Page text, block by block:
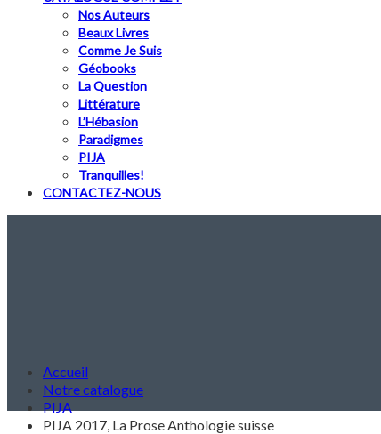
Nos Auteurs
Beaux Livres
Comme Je Suis
Géobooks
La Question
Littérature
L’Hébasion
Paradigmes
PIJA
Tranquilles!
CONTACTEZ-NOUS
Accueil
Notre catalogue
PIJA
PIJA 2017, La Prose Anthologie suisse